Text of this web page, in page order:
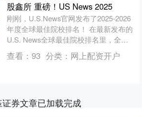
股鑫所 重磅！US News 2025
刚刚，U.S.News官网发布了2025-2026
年度全球最佳院校排名！ 在最新发布的
U.S. News全球最佳院校排名里，全球
共有2250所高校上榜。与往年的....
查看： 93 分类： 网上配资开户
券文章已加载完成